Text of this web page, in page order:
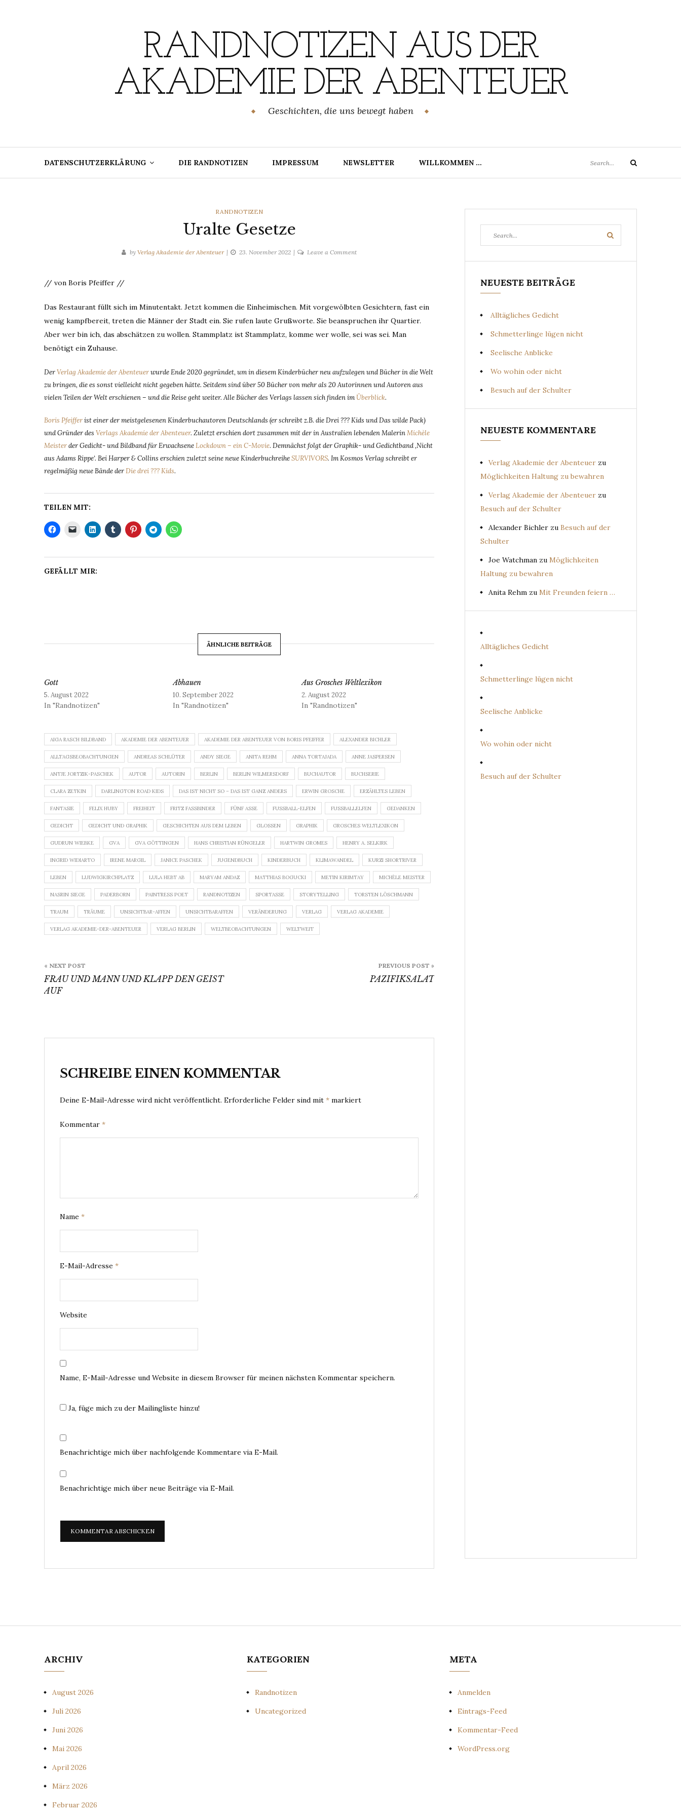
RANDNOTIZEN AUS DER
AKADEMIE DER ABENTEUER
Geschichten, die uns bewegt haben
DATENSCHUTZERKLÄRUNG DIE RANDNOTIZEN IMPRESSUM NEWSLETTER WILLKOMMEN …
for:
Search
CATEGORIES
RANDNOTIZEN
Uralte Gesetze
by Verlag Akademie der Abenteuer 23. November 2022 Leave a Commenton
// von Boris Pfeiffer //
Das Restaurant füllt sich im Minutentakt. Jetzt kommen die Einheimischen. Mit vorgewölbten Gesichtern, fast ein
wenig kampfbereit, treten die Männer der Stadt ein. Sie rufen laute Grußworte. Sie beanspruchen ihr Quartier.
Aber wer bin ich, das abschätzen zu wollen. Stammplatz ist Stammplatz, komme wer wolle, sei was sei. Man
benötigt ein Zuhause.
DerVerlag Akademie der Abenteuerwurde Ende 2020 gegründet, um in diesem Kinderbücher neu aufzulegen und Bücher in die Welt
zu bringen, die es sonst vielleicht nicht gegeben hätte. Seitdem sind über 50 Bücher von mehr als 20 Autorinnen und Autoren aus
vielen Teilen der Welt erschienen – und die Reise geht weiter. Alle Bücher des Verlags lassen sich finden imÜberblick.
Boris Pfeifferist einer der meistgelesenen Kinderbuchautoren Deutschlands (er schreibt z.B. die Drei ??? Kids und Das wilde Pack)
und Gründer des Verlags Akademie der Abenteuer. Zuletzt erschien dort zusammen mit der in Australien lebenden MalerinMichèle
Meisterder Gedicht- und Bildband für ErwachseneLockdown – ein C-Movie. Demnächst folgt der Graphik- und Gedichtband ‚Nicht
aus Adams Rippe‘. Bei Harper & Collins erschien zuletzt seine neue KinderbuchreiheSURVIVORS. Im Kosmos Verlag schreibt er
regelmäßig neue Bände derDie drei ??? Kids.
TEILEN MIT:
GEFÄLLT MIR:
ÄHNLICHE BEITRÄGE
Gott
5. August 2022
In "Randnotizen"
Abhauen
10. September 2022
In "Randnotizen"
Aus Grosches Weltlexikon
2. August 2022
In "Randnotizen"
AIGA RASCH BILDBAND AKADEMIE DER ABENTEUER AKADEMIE DER ABENTEUER VON BORIS PFEIFFER ALEXANDER BICHLER
ALLTAGSBEOBACHTUNGEN ANDREAS SCHLÜTER ANDY SIEGE ANITA REHM ANNA TORTAJADA ANNE JASPERSEN
ANTJE JORTZIK-PASCHEK AUTOR AUTORIN BERLIN BERLIN WILMERSDORF BUCHAUTOR BUCHSERIE
CLARA ZETKIN DARLINGTON ROAD KIDS DAS IST NICHT SO – DAS IST GANZ ANDERS ERWIN GROSCHE ERZÄHLTES LEBEN
FANTASIE FELIX HUBY FREIHEIT FRITZ FASSBINDER FÜNF ASSE FUSSBALL-ELFEN FUSSBALLELFEN GEDANKEN
GEDICHT GEDICHT UND GRAPHIK GESCHICHTEN AUS DEM LEBEN GLOSSEN GRAPHIK GROSCHES WELTLEXIKON
GUDRUN WIEBKE GVA GVA GÖTTINGEN HANS CHRISTIAN RÜNGELER HARTWIN GROMES HENRY A. SELKIRK
INGRID WIDIARTO IRENE MARGIL JANICE PASCHEK JUGENDBUCH KINDERBUCH KLIMAWANDEL KURZI SHORTRIVER
LEBEN LUDWIGKIRCHPLATZ LULA HEBT AB MARYAM ANDAZ MATTHIAS BOGUCKI METIN KIRIMTAY MICHÈLE MEISTER
NASRIN SIEGE PADERBORN PAINTRESS POET RANDNOTIZEN SPORTASSE STORYTELLING TORSTEN LÖSCHMANN
TRAUM TRÄUME UNSICHTBAR-AFFEN UNSICHTBARAFFEN VERÄNDERUNG VERLAG VERLAG AKADEMIE
VERLAG AKADEMIE-DER-ABENTEUER VERLAG BERLIN WELTBEOBACHTUNGEN WELTWEIT
PREVIOUS POST »
PAZIFIKSALAT
« NEXT POST
FRAU UND MANN UND KLAPP DEN GEIST
AUF
SCHREIBE EINEN KOMMENTAR
Deine E-Mail-Adresse wird nicht veröffentlicht. Erforderliche Felder sind mit * markiert
Kommentar *
Name *
E-Mail-Adresse *
Website
Name, E-Mail-Adresse und Website in diesem Browser für meinen nächsten Kommentar speichern.
Ja, füge mich zu der Mailingliste hinzu!
Benachrichtige mich über nachfolgende Kommentare via E-Mail.
Benachrichtige mich über neue Beiträge via E-Mail.
for:
Search
NEUESTE BEITRÄGE
Alltägliches Gedicht
Schmetterlinge lügen nicht
Seelische Anblicke
Wo wohin oder nicht
Besuch auf der Schulter
NEUESTE KOMMENTARE
Verlag Akademie der Abenteuer zu
Möglichkeiten Haltung zu bewahren
Verlag Akademie der Abenteuer zu
Besuch auf der Schulter
Alexander Bichler zu Besuch auf der
Schulter
Joe Watchman zu Möglichkeiten
Haltung zu bewahren
Anita Rehm zu Mit Freunden feiern …
Alltägliches Gedicht
Schmetterlinge lügen nicht
Seelische Anblicke
Wo wohin oder nicht
Besuch auf der Schulter
ARCHIV
August 2026
Juli 2026
Juni 2026
Mai 2026
April 2026
März 2026
Februar 2026
KATEGORIEN
Randnotizen
Uncategorized
META
Anmelden
Eintrags-Feed
Kommentar-Feed
WordPress.org